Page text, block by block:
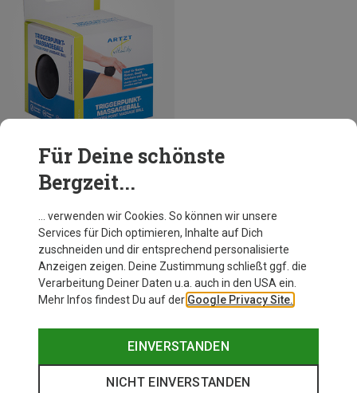
Du sparst 10%
Für Deine schönste
Bergzeit...
… verwenden wir Cookies. So können wir unsere
Services für Dich optimieren, Inhalte auf Dich
zuschneiden und dir entsprechend personalisierte
Anzeigen zeigen. Deine Zustimmung schließt ggf. die
Verarbeitung Deiner Daten u.a. auch in den USA ein.
Mehr Infos findest Du auf der Google Privacy Site.
EINVERSTANDEN
NICHT EINVERSTANDEN